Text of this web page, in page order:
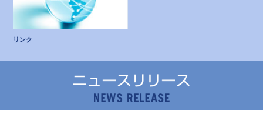
リンク